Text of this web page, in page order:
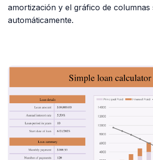
amortización y el gráfico de columnas
automáticamente.